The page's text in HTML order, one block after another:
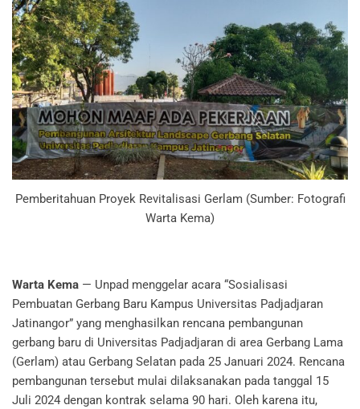
Pemberitahuan Proyek Revitalisasi Gerlam (Sumber: Fotografi
Warta Kema)
Warta Kema — Unpad menggelar acara “Sosialisasi
Pembuatan Gerbang Baru Kampus Universitas Padjadjaran
Jatinangor” yang menghasilkan rencana pembangunan
gerbang baru di Universitas Padjadjaran di area Gerbang Lama
(Gerlam) atau Gerbang Selatan pada 25 Januari 2024. Rencana
pembangunan tersebut mulai dilaksanakan pada tanggal 15
Juli 2024 dengan kontrak selama 90 hari. Oleh karena itu,